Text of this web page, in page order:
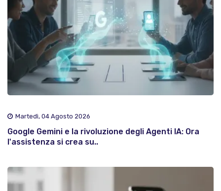
Martedì, 04 Agosto 2026
Google Gemini e la rivoluzione degli Agenti IA: Ora
l'assistenza si crea su..